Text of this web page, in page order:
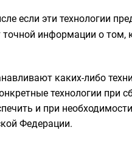
если эти технологии
точной информации о том,
каких-либо
технологии при
и при
Федерации.